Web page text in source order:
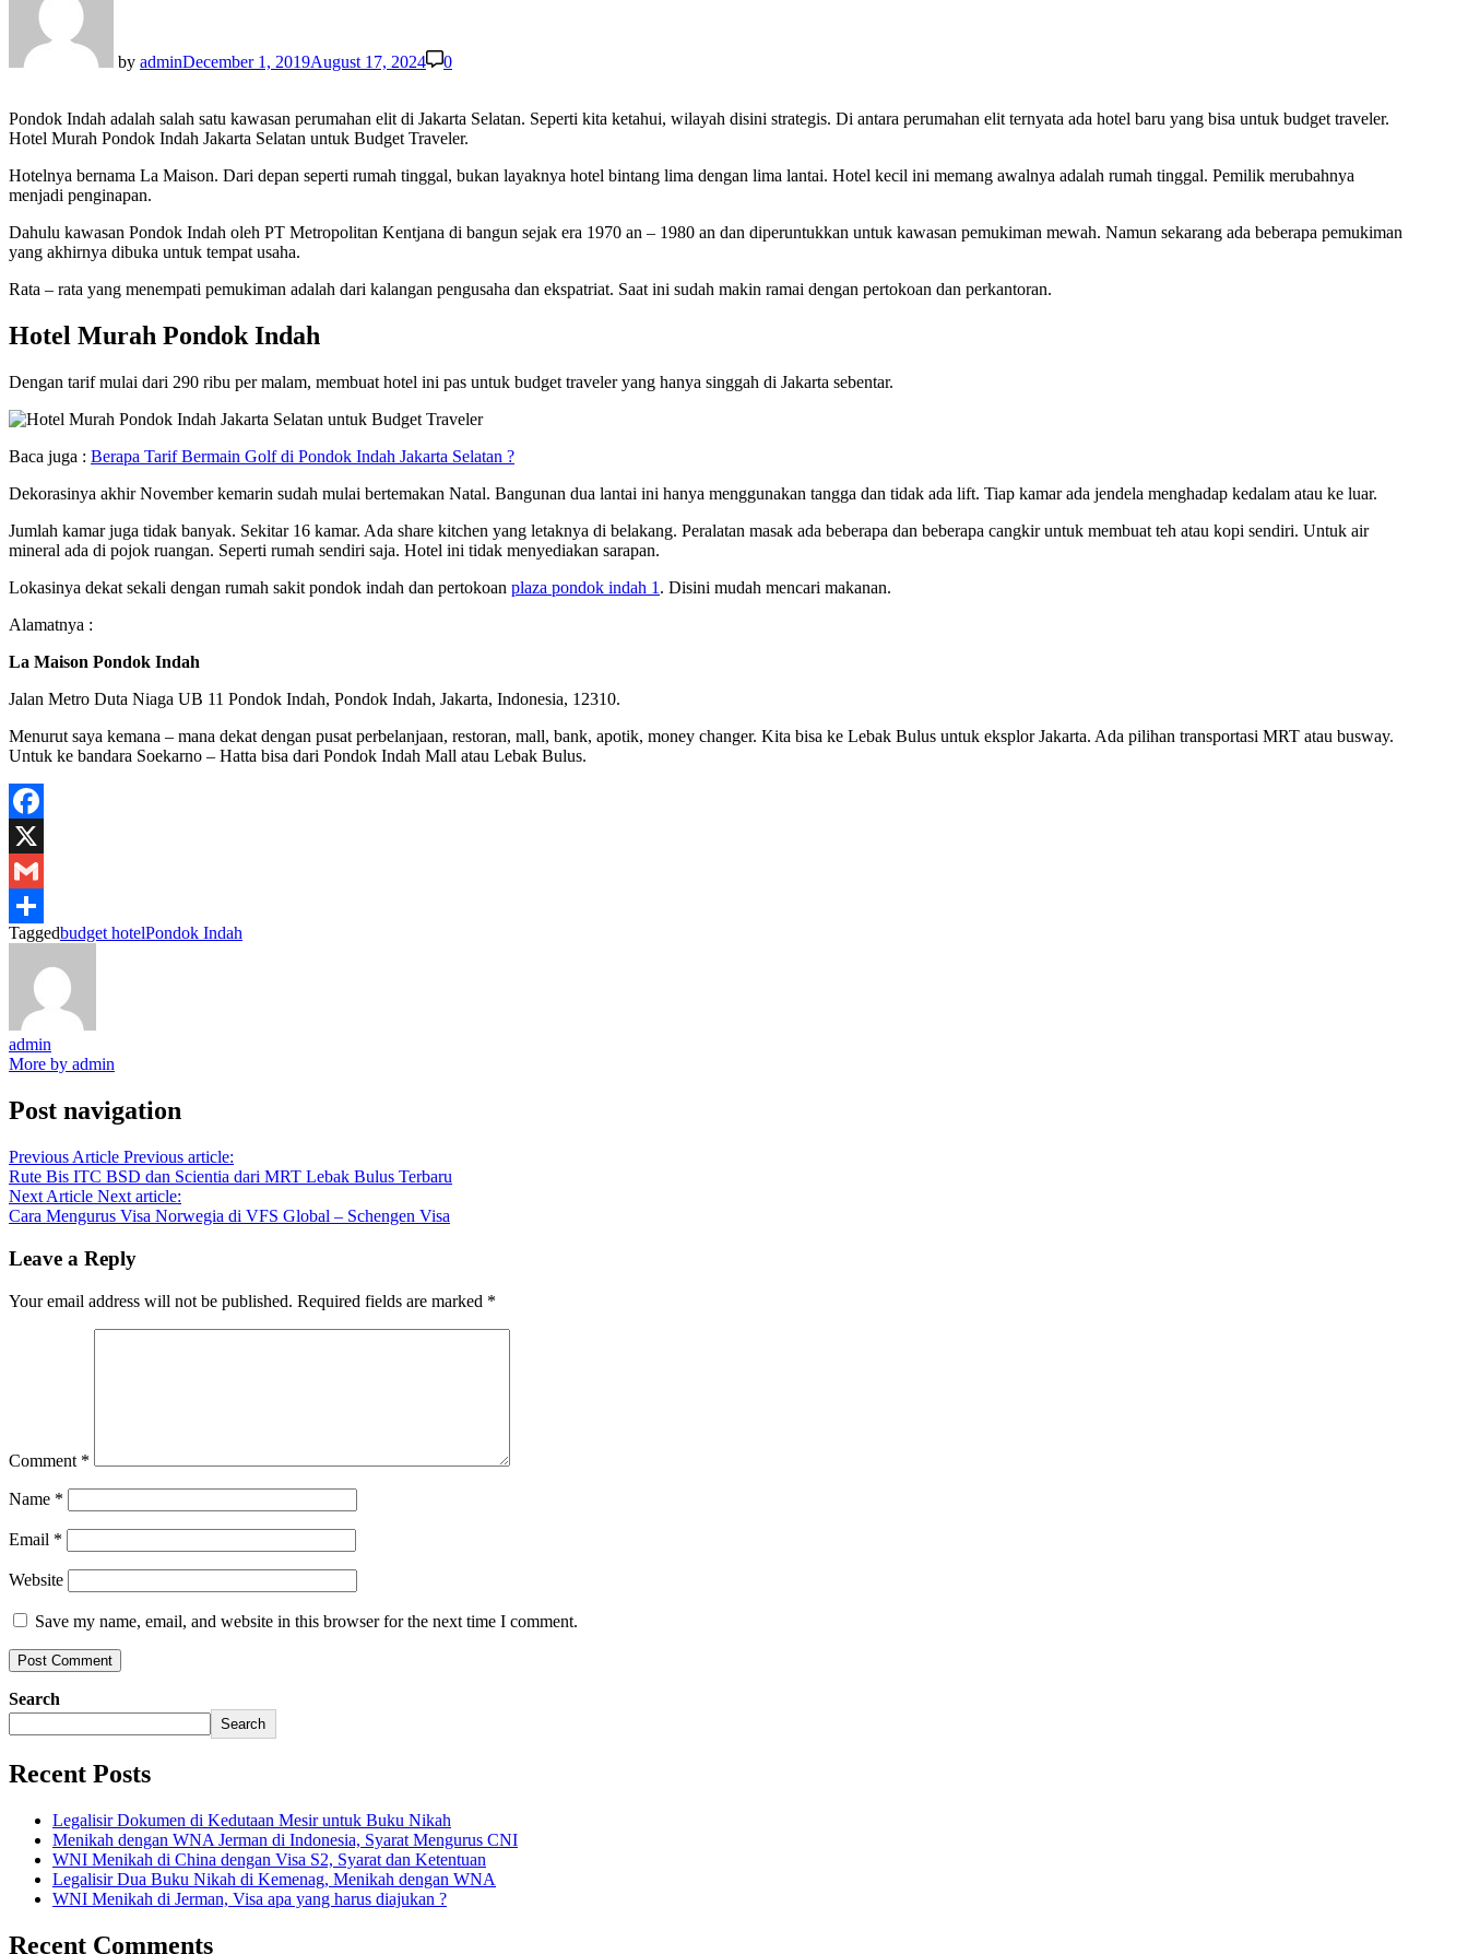
by adminDecember 1, 2019August 17, 2024 0
Pondok Indah adalah salah satu kawasan perumahan elit di Jakarta Selatan. Seperti kita ketahui, wilayah disini strategis. Di antara perumahan elit ternyata ada hotel baru yang bisa untuk budget traveler.
Hotel Murah Pondok Indah Jakarta Selatan untuk Budget Traveler.
Hotelnya bernama La Maison. Dari depan seperti rumah tinggal, bukan layaknya hotel bintang lima dengan lima lantai. Hotel kecil ini memang awalnya adalah rumah tinggal. Pemilik merubahnya
menjadi penginapan.
Dahulu kawasan Pondok Indah oleh PT Metropolitan Kentjana di bangun sejak era 1970 an – 1980 an dan diperuntukkan untuk kawasan pemukiman mewah. Namun sekarang ada beberapa pemukiman
yang akhirnya dibuka untuk tempat usaha.
Rata – rata yang menempati pemukiman adalah dari kalangan pengusaha dan ekspatriat. Saat ini sudah makin ramai dengan pertokoan dan perkantoran.
Hotel Murah Pondok Indah
Dengan tarif mulai dari 290 ribu per malam, membuat hotel ini pas untuk budget traveler yang hanya singgah di Jakarta sebentar.
Baca juga : Berapa Tarif Bermain Golf di Pondok Indah Jakarta Selatan ?
Dekorasinya akhir November kemarin sudah mulai bertemakan Natal. Bangunan dua lantai ini hanya menggunakan tangga dan tidak ada lift. Tiap kamar ada jendela menghadap kedalam atau ke luar.
Jumlah kamar juga tidak banyak. Sekitar 16 kamar. Ada share kitchen yang letaknya di belakang. Peralatan masak ada beberapa dan beberapa cangkir untuk membuat teh atau kopi sendiri. Untuk air
mineral ada di pojok ruangan. Seperti rumah sendiri saja. Hotel ini tidak menyediakan sarapan.
Lokasinya dekat sekali dengan rumah sakit pondok indah dan pertokoan plaza pondok indah 1 . Disini mudah mencari makanan.
Alamatnya :
La Maison Pondok Indah
Jalan Metro Duta Niaga UB 11 Pondok Indah, Pondok Indah, Jakarta, Indonesia, 12310.
Menurut saya kemana – mana dekat dengan pusat perbelanjaan, restoran, mall, bank, apotik, money changer. Kita bisa ke Lebak Bulus untuk eksplor Jakarta. Ada pilihan transportasi MRT atau busway.
Untuk ke bandara Soekarno – Hatta bisa dari Pondok Indah Mall atau Lebak Bulus.
Facebook
X
Gmail
Share
Taggedbudget hotelPondok Indah
admin
More by admin
Post navigation
Previous Article Previous article:
Rute Bis ITC BSD dan Scientia dari MRT Lebak Bulus Terbaru
Next Article Next article:
Cara Mengurus Visa Norwegia di VFS Global – Schengen Visa
Leave a Reply
Your email address will not be published. Required fields are marked *
Comment *
Name *
Email *
Website
Save my name, email, and website in this browser for the next time I comment.
Search
Search
Recent Posts
Legalisir Dokumen di Kedutaan Mesir untuk Buku Nikah
Menikah dengan WNA Jerman di Indonesia, Syarat Mengurus CNI
WNI Menikah di China dengan Visa S2, Syarat dan Ketentuan
Legalisir Dua Buku Nikah di Kemenag, Menikah dengan WNA
WNI Menikah di Jerman, Visa apa yang harus diajukan ?
Recent Comments